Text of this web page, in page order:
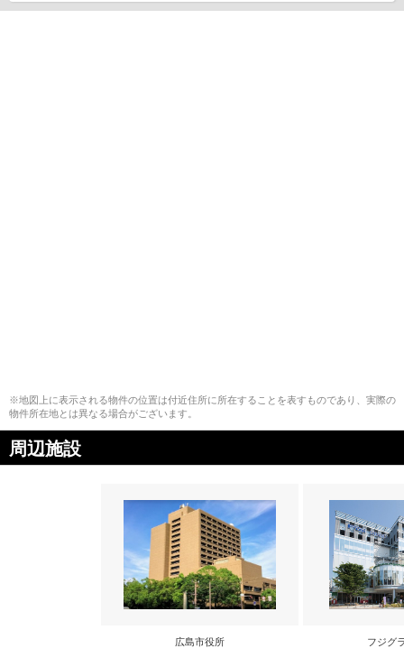
※地図上に表示される物件の位置は付近住所に所在することを表すものであり、実際の
物件所在地とは異なる場合がございます。
周辺施設
広島市役所 フジグ